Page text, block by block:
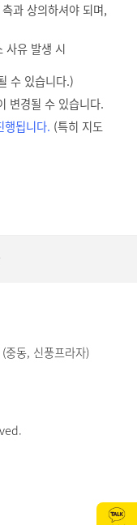
과 상의하셔야 되며,
사유 발생 시
수 있습니다.)
변경될 수 있습니다.
됩니다. (특히 지도
동, 신풍프라자)